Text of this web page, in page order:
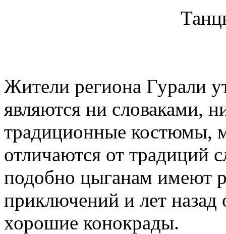
Жители региона Гурали
являются ни словаками,
традиционные костюмы,
отличаются от традиций
подобно цыганам имеют
приключений и лет
хорошие конокрады.